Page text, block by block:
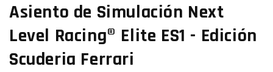
Asiento de Simulación Next
Level Racing® Elite ES1 - Edición
Scuderia Ferrari